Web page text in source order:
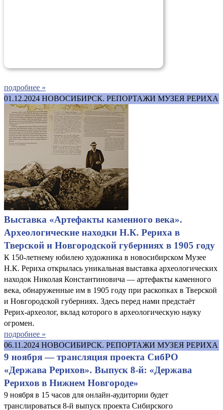
подробнее »
01.12.2024 НОВОСИБИРСК. РЕПОРТАЖИ МУЗЕЯ РЕРИХА
Выставка «Артефакты каменного века».
Археологические находки Н.К. Рериха в
Тверской и Новгородской губерниях в 1905 году
К 150-летнему юбилею художника в новосибирском Музее
Н.К. Рериха открылась уникальная выставка археологических
находок Николая Константиновича — артефакты каменного
века, обнаруженные им в 1905 году при раскопках в Тверской
и Новгородской губерниях. Здесь перед нами предстаёт
Рерих-археолог, вклад которого в археологическую науку
огромен.
подробнее »
06.11.2024 НОВОСИБИРСК. РЕПОРТАЖИ МУЗЕЯ РЕРИХА
9 ноября — трансляция проекта СибРО
«Держава Рерихов». Выпуск 8-й: «Держава
Рерихов в Нижнем Новгороде»
9 ноября в 15 часов для онлайн-аудитории будет
транслироваться 8-й выпуск проекта Сибирского